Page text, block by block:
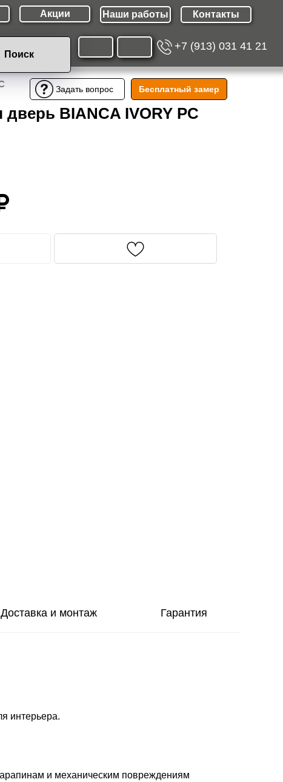
Акции Наши работы Контакты
Поиск
+7 (913) 031 41 21
Задать вопрос Бесплатный замер
BIANCA IVORY PC
Доставка и монтаж Гарантия
интерьера.
и механическим повреждениям